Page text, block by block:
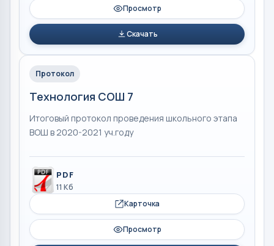
Просмотр
Скачать
Протокол
Технология СОШ 7
Итоговый протокол проведения школьного этапа
ВОШ в 2020-2021 уч.году
PDF
11 Кб
Карточка
Просмотр